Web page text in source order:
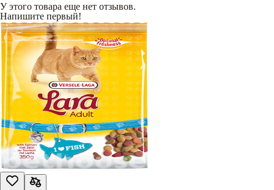
У этого товара еще нет отзывов.
Напишите первый!